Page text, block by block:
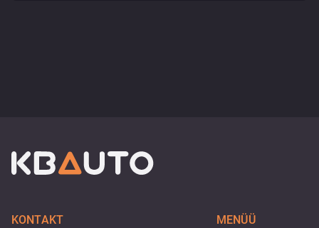
KONTAKT MENÜÜ